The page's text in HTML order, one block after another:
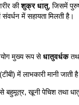
कीशुक्र धातु, जिसमें
में सहायता मिलती है।
मुख्य रूप सेधातुवर्धक
में लाभकारी मानी जाती
खूनी पेचिश तथा धातु-